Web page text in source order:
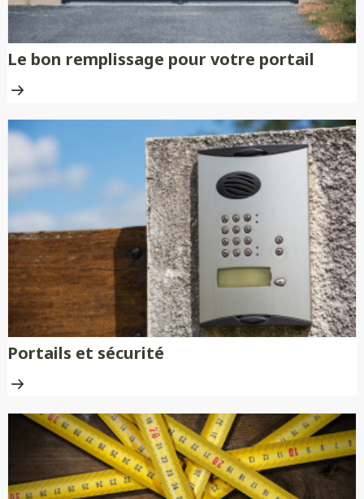
Le bon remplissage pour votre portail
Portails et sécurité